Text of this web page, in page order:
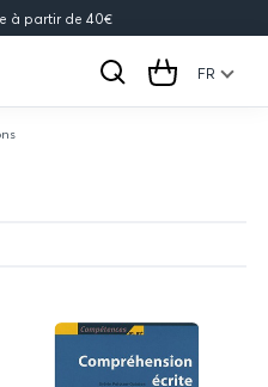
à partir de 40€
Rechercher
Cart FR